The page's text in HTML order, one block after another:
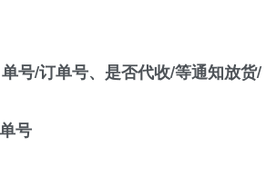
号/订单号、是否代收/等通知放货/
号